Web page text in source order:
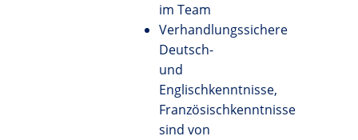
im Team
Verhandlungssichere
Deutsch-
und
Englischkenntnisse,
Französischkenntnisse
sind von